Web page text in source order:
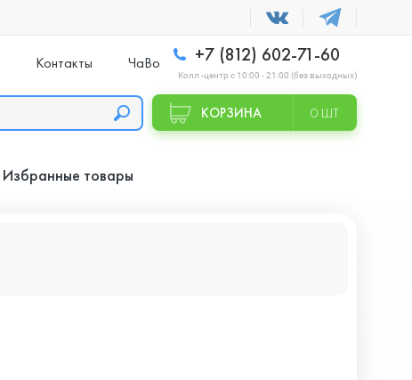
Контакты ЧаВо +7 (812) 602-71-60
Колл -центр с 10:00 - 21:00 (без выходных)
КОРЗИНА 0 ШТ
Избранные товары